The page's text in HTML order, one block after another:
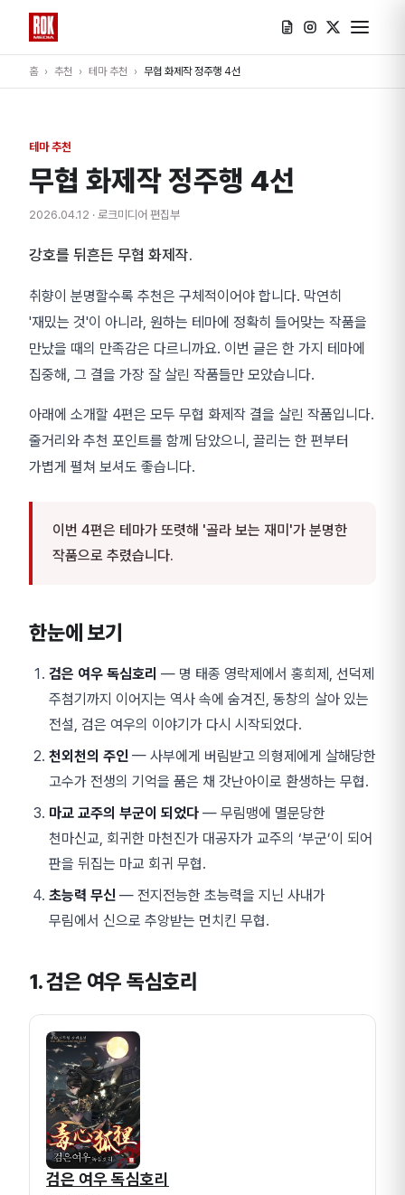
홈 › 추천 › 테마 추천 › 무협 화제작 정주행 4선
테마 추천
무협 화제작 정주행 4선
2026.04.12 · 로크미디어 편집부
강호를 뒤흔든 무협 화제작.
취향이 분명할수록 추천은 구체적이어야 합니다. 막연히
'재밌는 것'이 아니라, 원하는 테마에 정확히 들어맞는 작품을
만났을 때의 만족감은 다르니까요. 이번 글은 한 가지 테마에
집중해, 그 결을 가장 잘 살린 작품들만 모았습니다.
아래에 소개할 4편은 모두 무협 화제작 결을 살린 작품입니다.
줄거리와 추천 포인트를 함께 담았으니, 끌리는 한 편부터
가볍게 펼쳐 보셔도 좋습니다.
이번 4편은 테마가 또렷해 '골라 보는 재미'가 분명한
작품으로 추렸습니다.
한눈에 보기
검은 여우 독심호리 — 명 태종 영락제에서 홍희제, 선덕제
주첨기까지 이어지는 역사 속에 숨겨진, 동창의 살아 있는
전설, 검은 여우의 이야기가 다시 시작되었다.
천외천의 주인 — 사부에게 버림받고 의형제에게 살해당한
고수가 전생의 기억을 품은 채 갓난아이로 환생하는 무협.
마교 교주의 부군이 되었다 — 무림맹에 멸문당한
천마신교, 회귀한 마천진가 대공자가 교주의 ‘부군’이 되어
판을 뒤집는 마교 회귀 무협.
초능력 무신 — 전지전능한 초능력을 지닌 사내가
무림에서 신으로 추앙받는 먼치킨 무협.
1. 검은 여우 독심호리
검은 여우 독심호리